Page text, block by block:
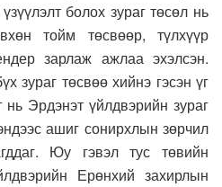
болох зураг төсөл нь
тойм төсвөөр, түлхүүр
зарлаж ажлаа эхэлсэн.
зураг төсвөө хийнэ гэсэн үг
нь Эрдэнэт үйлдвэрийн зураг
ашиг сонирхлын зөрчил
Юу гэвэл тус төвийн
Ерөнхий захирлын